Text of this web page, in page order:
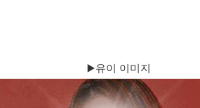
▶️유이 이미지